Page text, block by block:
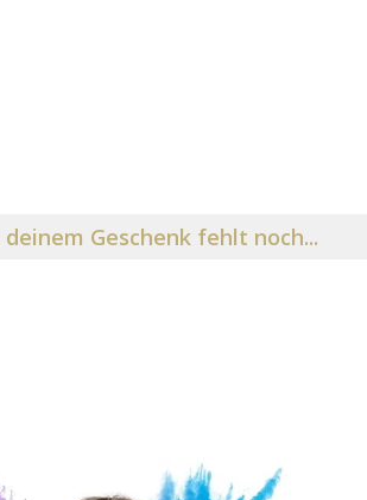
deinem Geschenk fehlt noch...